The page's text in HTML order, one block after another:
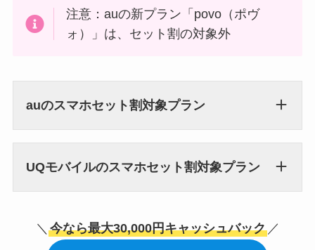
注意：auの新プラン「povo（ポヴ
ォ）」は、セット割の対象外
auのスマホセット割対象プラン
UQモバイルのスマホセット割対象プラン
＼ 今なら最大30,000円キャッシュバック／